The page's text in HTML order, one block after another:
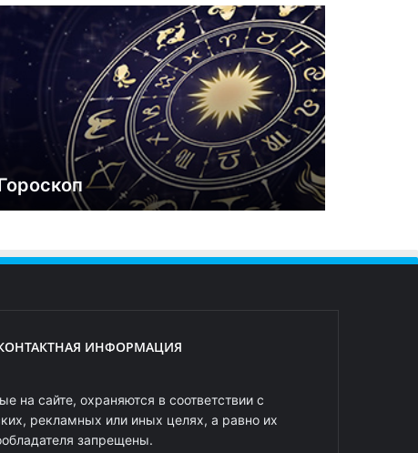
ИНФОРМАЦИЯ
на сайте, охраняются в соответствии с
рекламных или иных целях, а равно их
запрещены.